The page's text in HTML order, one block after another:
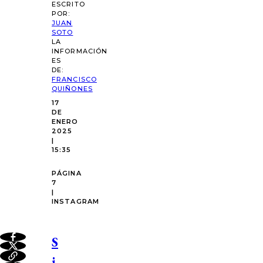
ESCRITO
POR:
JUAN
SOTO
LA
INFORMACIÓN
ES
DE:
FRANCISCO
QUIÑONES
17
DE
ENERO
2025
|
15:35
PÁGINA
7
|
INSTAGRAM
S